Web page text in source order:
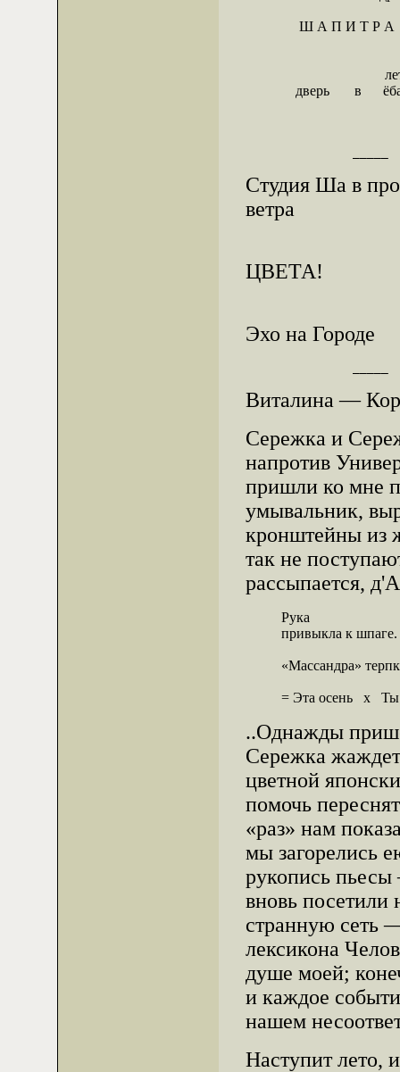
Ш А П И Т Р А
дверь       в
Студия Ша в
ветра
ЦВЕТА!
Эхо на Городе
Виталина —
Сережка и
напротив
пришли ко мне
умывальник,
кронштейны из
так не
рассыпается,
Рука
привыкла к шпаге.
«Массандра»
= Эта осень   x
..Однажды
Сережка
цветной
помочь
«раз» нам
мы загорелись
рукопись
вновь посетили
странную сеть
лексикона
душе моей;
и каждое
нашем
Наступит лето,